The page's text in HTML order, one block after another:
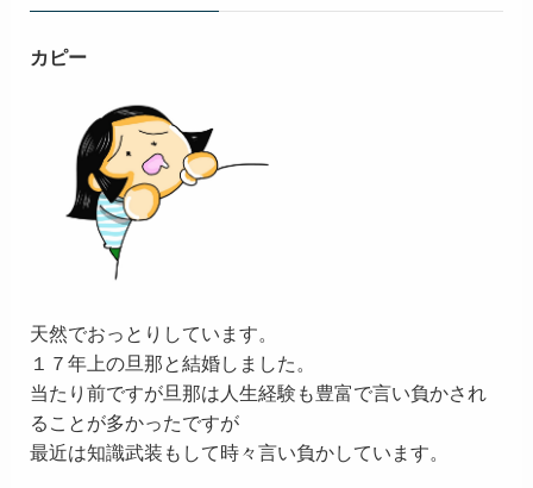
カピー
天然でおっとりしています。
１７年上の旦那と結婚しました。
当たり前ですが旦那は人生経験も豊富で言い負かされ
ることが多かったですが
最近は知識武装もして時々言い負かしています。